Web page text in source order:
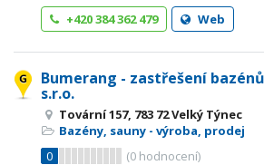
+420 384 362 479
Web
Bumerang - zastřešení bazénů
s.r.o.
Tovární 157, 783 72 Velký Týnec
Bazény, sauny - výroba, prodej
0
(0 hodnocení)